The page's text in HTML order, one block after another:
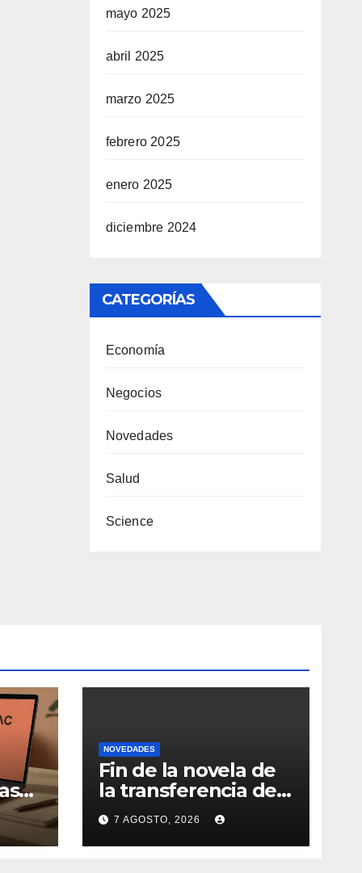
mayo 2025
abril 2025
marzo 2025
febrero 2025
enero 2025
diciembre 2024
CATEGORÍAS
Economía
Negocios
Novedades
Salud
Science
NOVEDADES
Fin de la novela de
la transferencia de
Nicolás de la Cruz a
Peñarol: “La
operación no se
7 AGOSTO, 2026